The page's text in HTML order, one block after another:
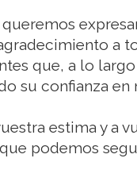
queremos
a
que, a lo
su confianza en
estima y a
podemos